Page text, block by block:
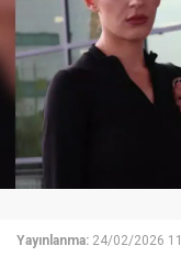
Yayınlanma: 24/02/2026